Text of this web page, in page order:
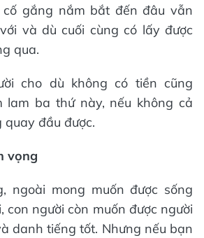
cố gắng nắm bắt đến đâu vẫn
và dù cuối cùng có lấy được
qua.
cho dù không có tiền cũng
lam ba thứ này, nếu không cả
quay đầu được.
vọng
ngoài mong muốn được sống
con người còn muốn được người
danh tiếng tốt. Nhưng nếu bạn